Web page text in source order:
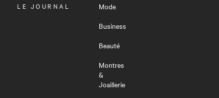
OUVRIR
LE JOURNAL
Mode
Business
Beauté
Montres
&
Joaillerie